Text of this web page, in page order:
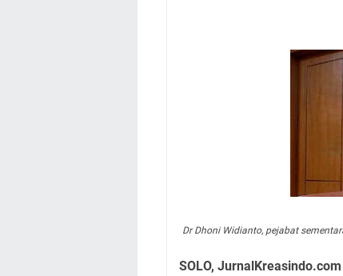
Dr Dhoni Widianto, pejabat
SOLO, JurnalKreasindo.com